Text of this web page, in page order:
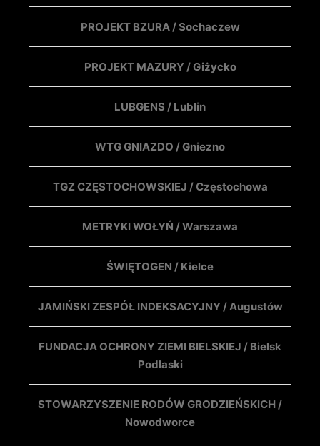
PROJEKT BZURA / Sochaczew
PROJEKT MAZURY / Giżycko
LUBGENS / Lublin
WTG GNIAZDO / Gniezno
TGZ CZĘSTOCHOWSKIEJ / Częstochowa
METRYKI WOŁYŃ / Warszawa
ŚWIĘTOGEN / Kielce
JAMIŃSKI ZESPÓŁ INDEKSACYJNY / Augustów
FUNDACJA OCHRONY ZIEMI BIELSKIEJ / Bielsk
Podlaski
STOWARZYSZENIE RODÓW GRODZIEŃSKICH /
Nowodworce